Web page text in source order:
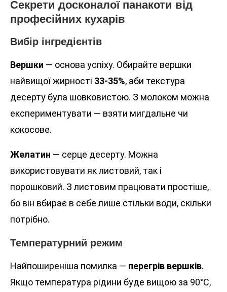
Секрети досконалої панакоти від
професійних кухарів
Вибір інгредієнтів
Вершки — основа успіху. Обирайте вершки
найвищої жирності 33-35%, аби текстура
десерту була шовковистою. З молоком можна
експериментувати — взяти мигдальне чи
кокосове.
Желатин — серце десерту. Можна
використовувати як листовий, так і
порошковий. З листовим працювати простіше,
бо він вбирає в себе лише стільки води, скільки
потрібно.
Температурний режим
Найпоширеніша помилка — перегрів вершків.
Якщо температура рідини буде вищою за 90°C,